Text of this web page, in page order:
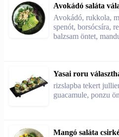
Avokádó saláta
Avokádó, rukkola,
spenót, borsócsíra,
balzsam öntet,
Yasai roru
rizslapba tekert
guacamule, ponzu
Mangó saláta